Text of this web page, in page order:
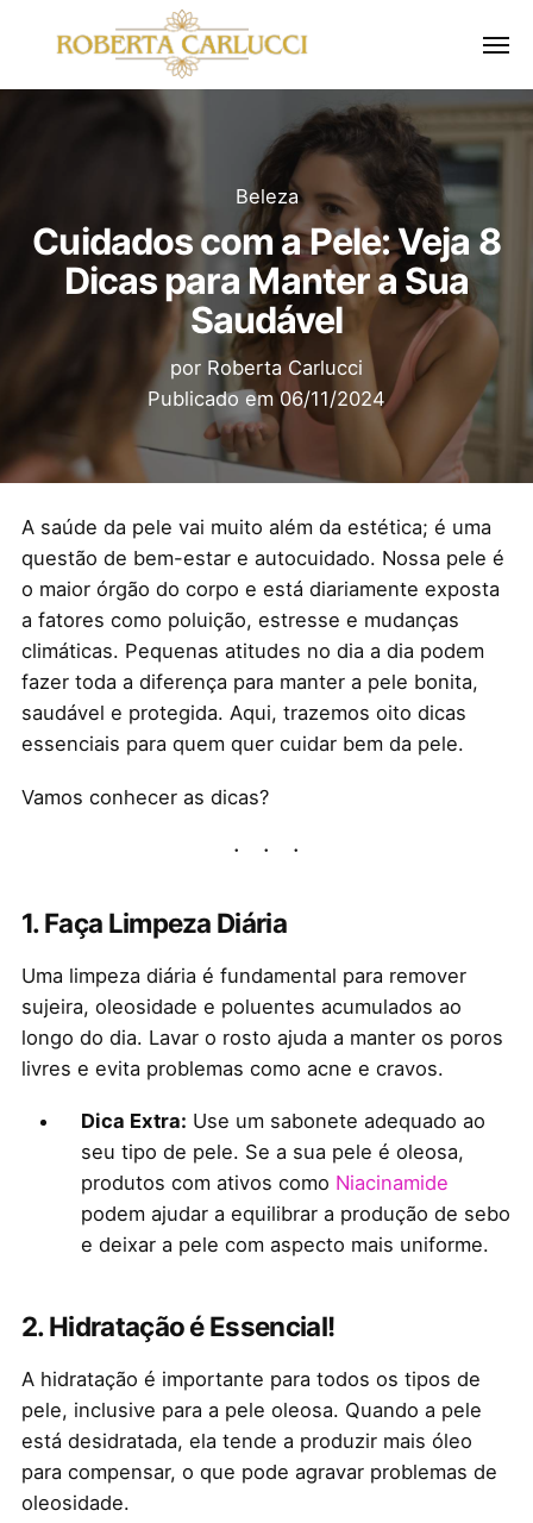
Beleza
Cuidados com a Pele: Veja 8
Dicas para Manter a Sua
Saudável
por Roberta Carlucci
Publicado em06/11/2024
A saúde da pele vai muito além da estética; é uma
questão de bem-estar e autocuidado. Nossa pele é
o maior órgão do corpo e está diariamente exposta
a fatores como poluição, estresse e mudanças
climáticas. Pequenas atitudes no dia a dia podem
fazer toda a diferença para manter a pele bonita,
saudável e protegida. Aqui, trazemos oito dicas
essenciais para quem quer cuidar bem da pele.
Vamos conhecer as dicas?
1.Faça Limpeza Diária
Uma limpeza diária é fundamental para remover
sujeira, oleosidade e poluentes acumulados ao
longo do dia. Lavar o rosto ajuda a manter os poros
livres e evita problemas como acne e cravos.
Dica Extra: Use um sabonete adequado ao
seu tipo de pele. Se a sua pele é oleosa,
produtos com ativos como Niacinamide
podem ajudar a equilibrar a produção de sebo
e deixar a pele com aspecto mais uniforme.
2.Hidratação é Essencial!
A hidratação é importante para todos os tipos de
pele, inclusive para a pele oleosa. Quando a pele
está desidratada, ela tende a produzir mais óleo
para compensar, o que pode agravar problemas de
oleosidade.